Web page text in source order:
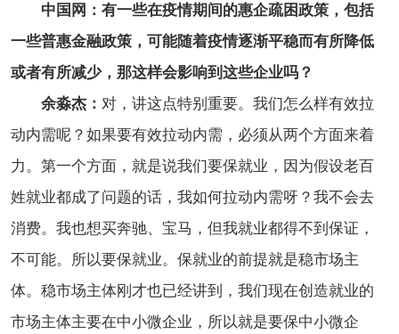
中国网：有一些在疫情期间的惠企疏困政策，包括
一些普惠金融政策，可能随着疫情逐渐平稳而有所降低
或者有所减少，那这样会影响到这些企业吗？
余淼杰： 对，讲这点特别重要。我们怎么样有效拉
动内需呢？如果要有效拉动内需，必须从两个方面来着
力。第一个方面，就是说我们要保就业，因为假设老百
姓就业都成了问题的话，我如何拉动内需呀？我不会去
消费。我也想买奔驰、宝马，但我就业都得不到保证，
不可能。所以要保就业。保就业的前提就是稳市场主
体。稳市场主体刚才也已经讲到，我们现在创造就业的
市场主体主要在中小微企业，所以就是要保中小微企